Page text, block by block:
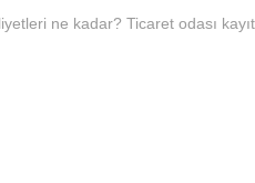
ne kadar? Ticaret odası